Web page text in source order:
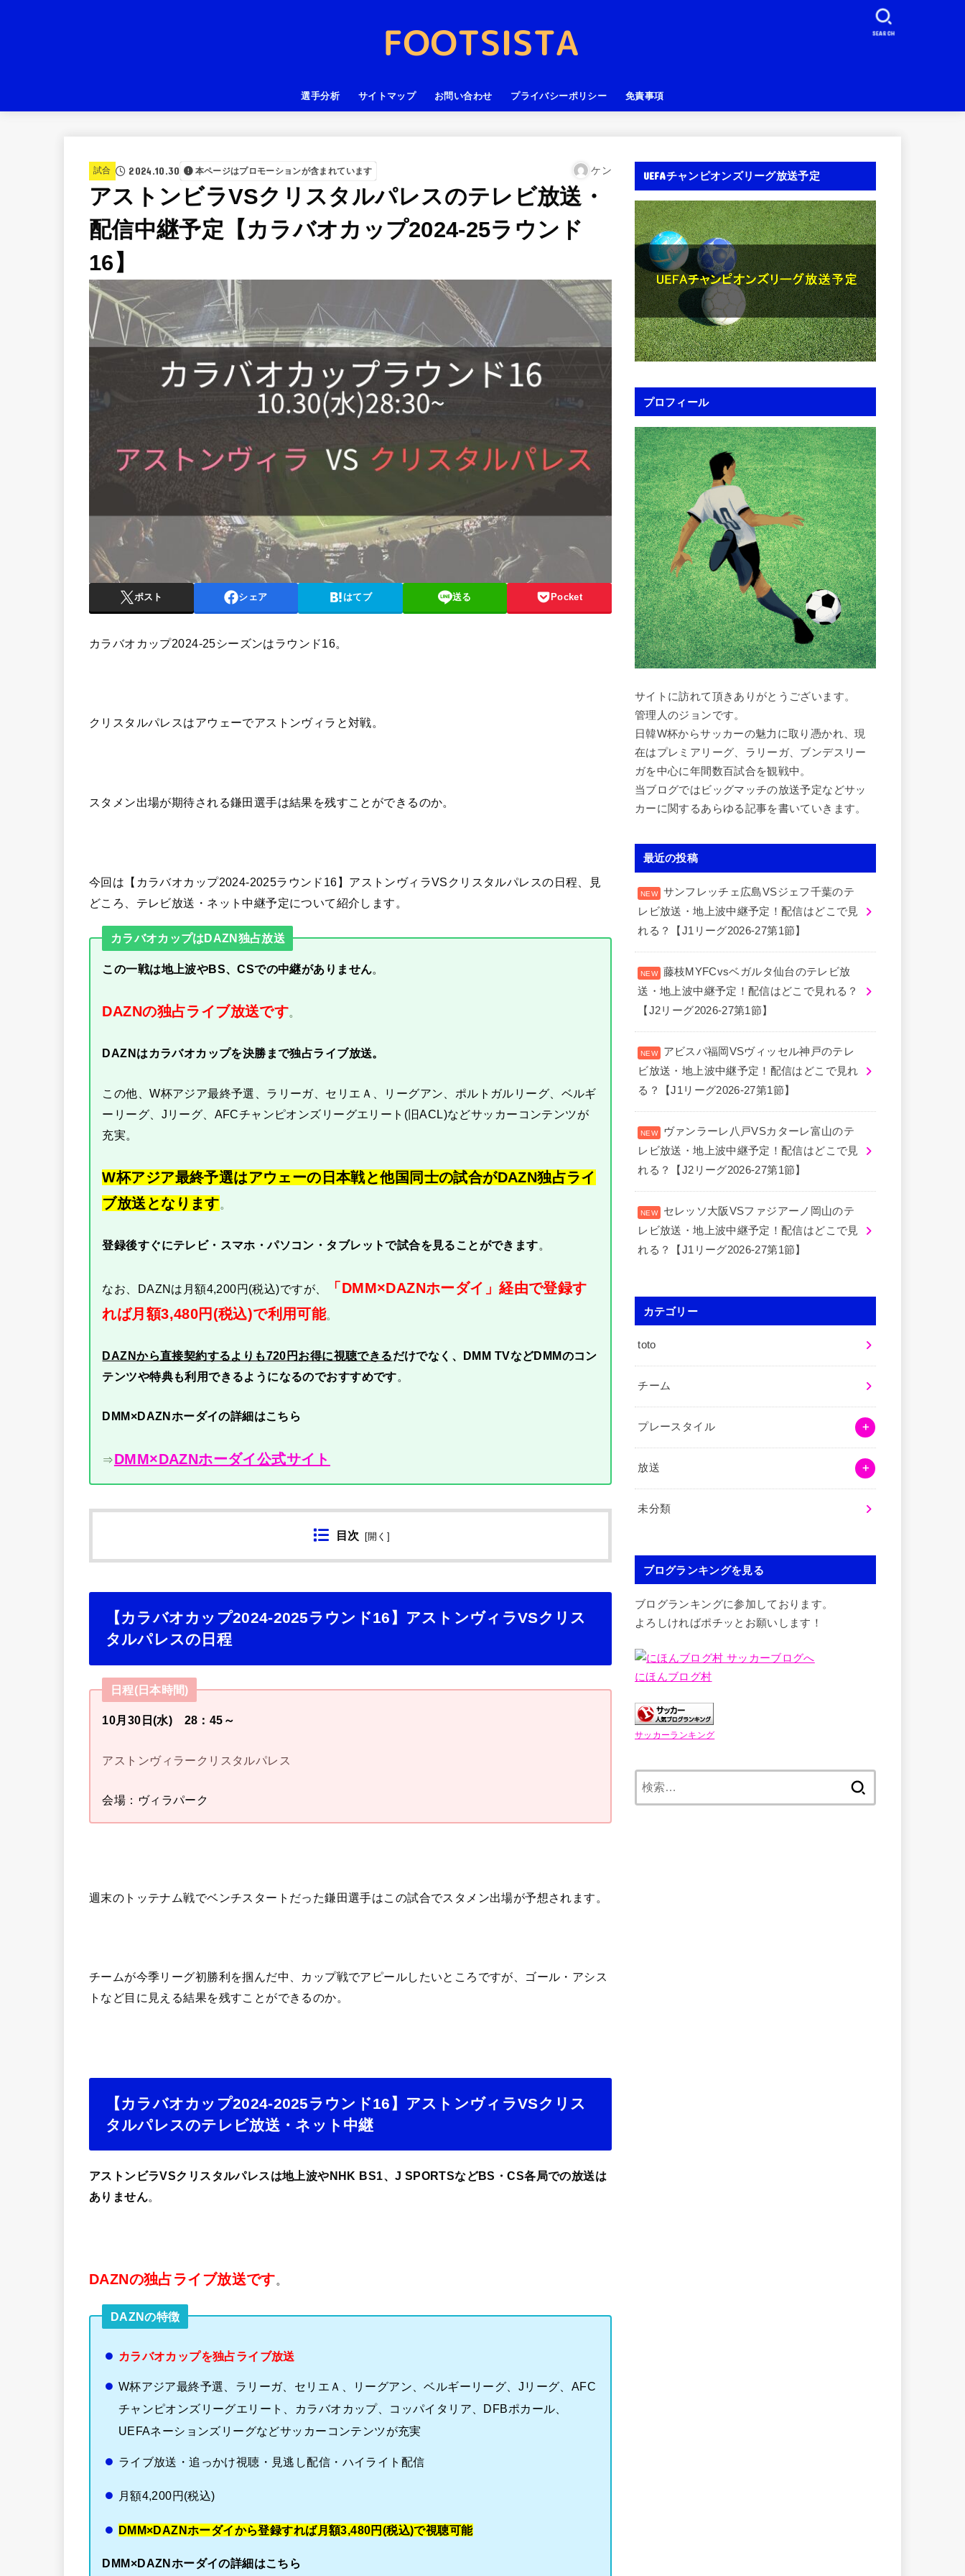
選手分析 サイトマップ お問い合わせ プライバシーポリシー 免責事項
SEARCH
試合 2024.10.30 本ページはプロモーションが含まれています ケン
アストンビラVSクリスタルパレスのテレビ放送・
配信中継予定【カラバオカップ2024-25ラウンド
16】
ポスト シェア はてブ 送る Pocket
カラバオカップ2024-25シーズンはラウンド16。
クリスタルパレスはアウェーでアストンヴィラと対戦。
スタメン出場が期待される鎌田選手は結果を残すことができるのか。
今回は【カラバオカップ2024-2025ラウンド16】アストンヴィラVSクリスタルパレスの日程、見
どころ、テレビ放送・ネット中継予定について紹介します。
カラバオカップはDAZN独占放送
この一戦は地上波やBS、CSでの中継がありません
DAZNの独占ライブ放送です。
DAZNはカラバオカップを決勝まで独占ライブ放送。
この他、W杯アジア最終予選、ラリーガ、セリエＡ、リーグアン、ポルトガルリーグ、ベルギ
ーリーグ、Jリーグ、AFCチャンピオンズリーグエリート(旧ACL)などサッカーコンテンツが
充実。
W杯アジア最終予選はアウェーの日本戦と他国同士の試合がDAZN独占ライ
ブ放送となります。
登録後すぐにテレビ・スマホ・パソコン・タブレットで試合を見ることができます。
なお、DAZNは月額4,200円(税込)ですが、
「DMM×DAZNホーダイ」経由で登録す
れば月額3,480円(税込)で利用可能。
DAZNから直接契約するよりも720円お得に視聴できるだけでなく、DMM TVなどDMMのコン
テンツや特典も利用できるようになるのでおすすめです。
DMM×DAZNホーダイの詳細はこちら
⇒DMM×DAZNホーダイ公式サイト
目次 開く
【カラバオカップ2024-2025ラウンド16】アストンヴィラVSクリス
タルパレスの日程
日程(日本時間)
10月30日(水) 28：45～
アストンヴィラークリスタルパレス
会場：ヴィラパーク
週末のトッテナム戦でベンチスタートだった鎌田選手はこの試合でスタメン出場が予想されます。
チームが今季リーグ初勝利を掴んだ中、カップ戦でアピールしたいところですが、ゴール・アシス
トなど目に見える結果を残すことができるのか。
【カラバオカップ2024-2025ラウンド16】アストンヴィラVSクリス
タルパレスのテレビ放送・ネット中継
アストンビラVSクリスタルパレスは地上波やNHK BS1、J SPORTSなどBS・CS各局での放送は
ありません。
DAZNの独占ライブ放送です
DAZNの特徴
カラバオカップを独占ライブ放送
W杯アジア最終予選、ラリーガ、セリエＡ、リーグアン、ベルギーリーグ、Jリーグ、AFC
チャンピオンズリーグエリート、カラバオカップ、コッパイタリア、DFBポカール、
UEFAネーションズリーグなどサッカーコンテンツが充実
ライブ放送・追っかけ視聴・見逃し配信・ハイライト配信
月額4,200円(税込)
DMM×DAZNホーダイから登録すれば月額3,480円(税込)で視聴可能
DMM×DAZNホーダイの詳細はこちら
UEFAチャンピオンズリーグ放送予定
プロフィール
サイトに訪れて頂きありがとうございます。
管理人のジョンです。
日韓W杯からサッカーの魅力に取り憑かれ、現
在はプレミアリーグ、ラリーガ、ブンデスリー
ガを中心に年間数百試合を観戦中。
当ブログではビッグマッチの放送予定などサッ
カーに関するあらゆる記事を書いていきます。
最近の投稿
サンフレッチェ広島VSジェフ千葉のテ
レビ放送・地上波中継予定！配信はどこで見
れる？【J1リーグ2026-27第1節】
藤枝MYFCvsベガルタ仙台のテレビ放
送・地上波中継予定！配信はどこで見れる？
【J2リーグ2026-27第1節】
アビスパ福岡VSヴィッセル神戸のテレ
ビ放送・地上波中継予定！配信はどこで見れ
る？【J1リーグ2026-27第1節】
ヴァンラーレ八戸VSカターレ富山のテ
レビ放送・地上波中継予定！配信はどこで見
れる？【J2リーグ2026-27第1節】
セレッソ大阪VSファジアーノ岡山のテ
レビ放送・地上波中継予定！配信はどこで見
れる？【J1リーグ2026-27第1節】
カテゴリー
toto
チーム
プレースタイル
放送
未分類
ブログランキングを見る
ブログランキングに参加しております。
よろしければポチッとお願いします！
にほんブログ村
サッカーランキング